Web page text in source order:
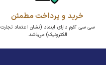
خرید و پرداخت مطمئن
سی سی آلارم دارای اینماد (نشان اعتماد تجارت
الکترونیک) می‌باشد.